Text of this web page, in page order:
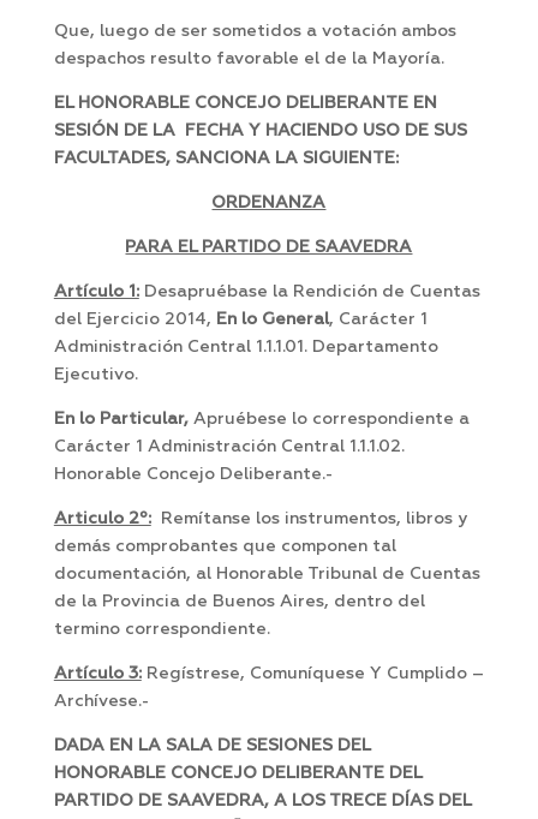
Que, luego de ser sometidos a votación ambos
despachos resulto favorable el de la Mayoría.
EL HONORABLE CONCEJO DELIBERANTE EN
SESIÓN DE LA FECHA Y HACIENDO USO DE SUS
FACULTADES, SANCIONA LA SIGUIENTE:
ORDENANZA
PARA EL PARTIDO DE SAAVEDRA
Artículo 1:Desapruébase la Rendición de Cuentas
del Ejercicio 2014, En lo General, Carácter 1
Administración Central 1.1.1.01. Departamento
Ejecutivo.
En lo Particular, Apruébese lo correspondiente a
Carácter 1 Administración Central 1.1.1.02.
Honorable Concejo Deliberante.-
Articulo 2º:Remítanse los instrumentos, libros y
demás comprobantes que componen tal
documentación, al Honorable Tribunal de Cuentas
de la Provincia de Buenos Aires, dentro del
termino correspondiente.
Artículo 3:Regístrese, Comuníquese Y Cumplido –
Archívese.-
DADA EN LA SALA DE SESIONES DEL
HONORABLE CONCEJO DELIBERANTE DEL
PARTIDO DE SAAVEDRA, A LOS TRECE DÍAS DEL